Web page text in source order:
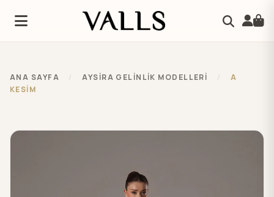
ANA SAYFA AYSIRA GELINLIK MODELLERI
A
KESİM